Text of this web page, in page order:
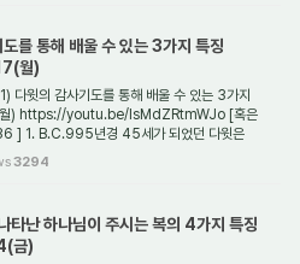
를 통해 배울 수 있는 3가지 특징
월)
다윗의 감사기도를 통해 배울 수 있는 3가지
) https://youtu.be/IsMdZRtmWJo [혹은
1. B.C.995년경 45세가 되었던 다윗은
3294
타난 하나님이 주시는 복의 4가지 특징
금)